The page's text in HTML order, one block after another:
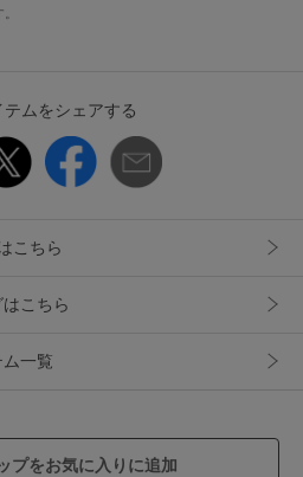
円以上ご購入で送料無料）
テル100%
記よりお問い合わせください
テムをシェアする
こちら
こちら
一覧
プをお気に入りに追加